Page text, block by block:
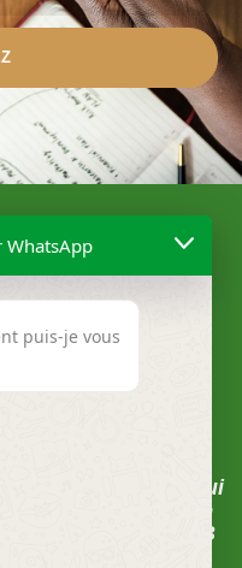
La rue du pavé qui
après la Mairie
FECECAM-CEB
WhatsApp
puis-je vous